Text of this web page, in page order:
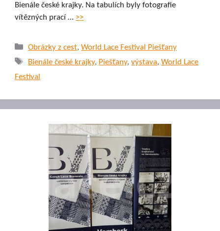
Bienále české krajky. Na tabulích byly fotografie
vítězných prací … >>
Rubriky
Obrázky z cest,World Lace Festival Piešťany
Štítky
Bienále české krajky, Piešťany,výstava,World Lace
Festival